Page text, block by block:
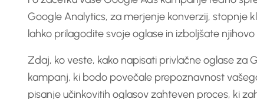
Google Analytics, za merjenje konverzij, stopnje
lahko prilagodite svoje oglase in izboljšate njihovo
Zdaj, ko veste, kako napisati privlačne oglase za
kampanj, ki bodo povečale prepoznavnost
pisanje učinkovitih oglasov zahteven proces, ki